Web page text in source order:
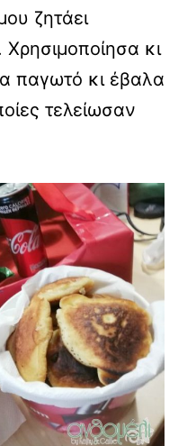
ζητάει
Χρησιμοποίησα κι
παγωτό κι έβαλα
τελείωσαν